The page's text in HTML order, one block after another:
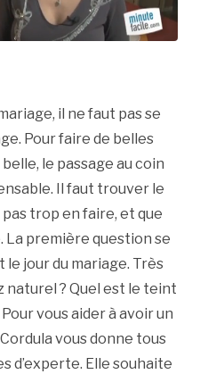
il ne faut pas se
Pour faire de belles
le passage au coin
Il faut trouver le
trop en faire, et que
La première question se
jour du mariage. Très
naturel ? Quel est le teint
vous aider à avoir un
vous donne tous
d’experte. Elle souhaite